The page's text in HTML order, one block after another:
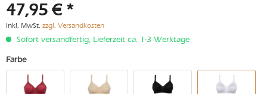
47,95 € *
inkl. MwSt. zzgl. Versandkosten
Sofort versandfertig, Lieferzeit ca. 1-3 Werktage
Farbe